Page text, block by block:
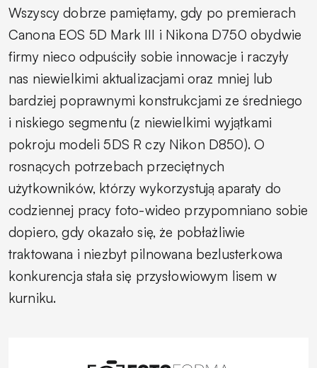
Wszyscy dobrze pamiętamy, gdy po premierach
Canona EOS 5D Mark III i Nikona D750 obydwie
firmy nieco odpuściły sobie innowacje i raczyły
nas niewielkimi aktualizacjami oraz mniej lub
bardziej poprawnymi konstrukcjami ze średniego
i niskiego segmentu (z niewielkimi wyjątkami
pokroju modeli 5DS R czy Nikon D850). O
rosnących potrzebach przeciętnych
użytkowników, którzy wykorzystują aparaty do
codziennej pracy foto-wideo przypomniano sobie
dopiero, gdy okazało się, że pobłażliwie
traktowana i niezbyt pilnowana bezlusterkowa
konkurencja stała się przysłowiowym lisem w
kurniku.